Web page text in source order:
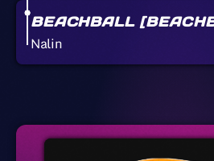
BEACHBALL
Nalin